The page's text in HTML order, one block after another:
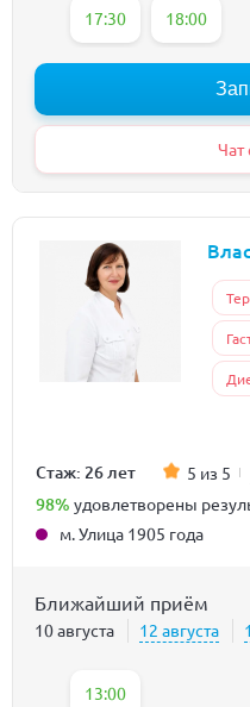
17:30 18:00
Чат
Стаж: 26 лет 5 из 5
98% удовлетворены
м. Улица 1905 года
Ближайший приём
10 августа 12 августа
13:00